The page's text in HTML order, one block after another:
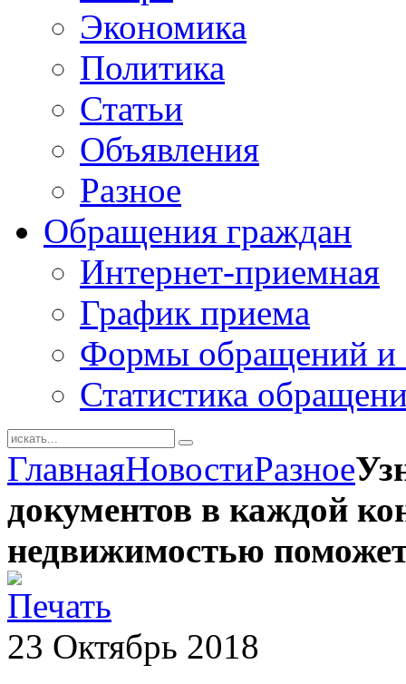
Экономика
Политика
Статьи
Объявления
Разное
Обращения граждан
Интернет-приемная
График приема
Формы обращений и
Статистика
ГлавнаяНовостиРазное
документов в каждой
недвижимостью
23 Октябрь 2018